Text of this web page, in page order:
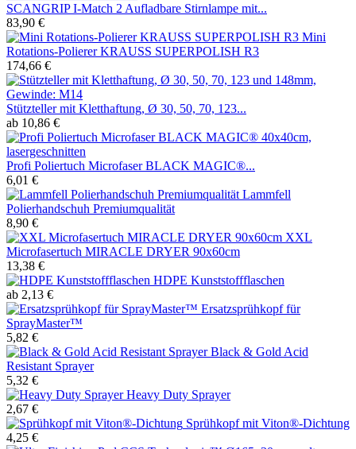
SCANGRIP I-Match 2 Aufladbare Stirnlampe mit...
83,90 €
Mini
Rotations-Polierer KRAUSS SUPERPOLISH R3
174,66 €
Stützteller mit Kletthaftung, Ø 30, 50, 70, 123...
ab 10,86 €
Profi Poliertuch Microfaser BLACK MAGIC®...
6,01 €
Lammfell
Polierhandschuh Premiumqualität
8,90 €
XXL
Microfasertuch MIRACLE DRYER 90x60cm
13,38 €
HDPE Kunststoffflaschen
ab 2,13 €
Ersatzsprühkopf für
SprayMaster™
5,82 €
Black & Gold Acid
Resistant Sprayer
5,32 €
Heavy Duty Sprayer
2,67 €
Sprühkopf mit Viton®-Dichtung
4,25 €